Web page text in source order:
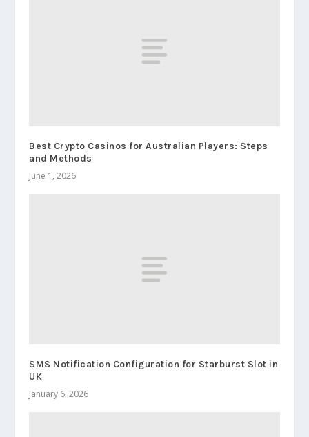
Best Crypto Casinos for Australian Players: Steps
and Methods
June 1, 2026
SMS Notification Configuration for Starburst Slot in
UK
January 6, 2026